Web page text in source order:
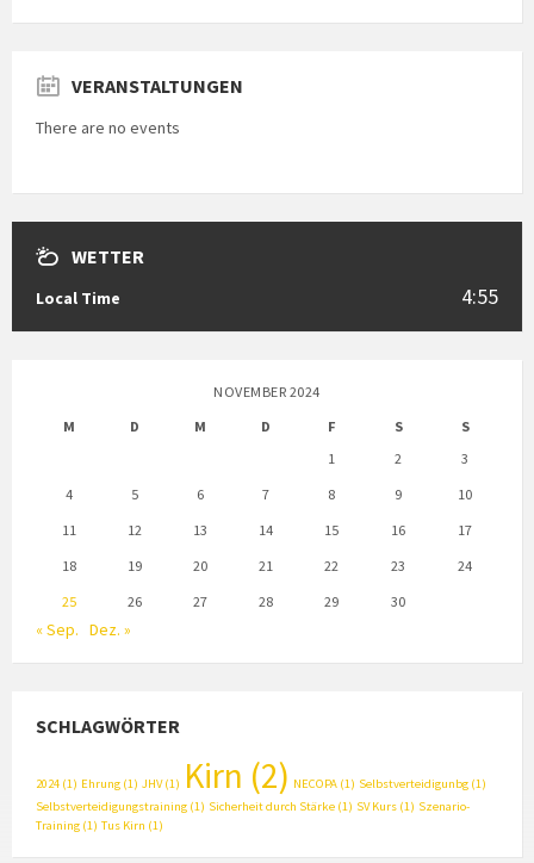
VERANSTALTUNGEN
There are no events
WETTER
Local Time 4:55
NOVEMBER 2024
M
D M D F S
S
1
2
3
4
5 6 7 8 9
10
11
12 13 14 15 16
17
18
19 20 21 22 23
24
25
26 27 28 29 30
« Sep. Dez. »
SCHLAGWÖRTER
2024 (1) Ehrung (1) JHV(1) Kirn (2) NECOPA (1) Selbstverteidigunbg (1)
Selbstverteidigungstraining (1) Sicherheit durch Stärke (1) SV Kurs (1) Szenario-
Training (1) Tus Kirn (1)